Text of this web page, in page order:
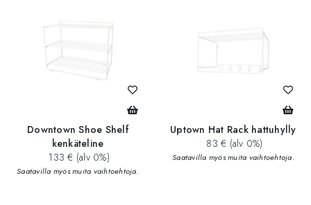
Downtown Shoe Shelf
kenkäteline
133 € (alv 0%)
Saatavilla myös muita vaihtoehtoja.
Uptown Hat Rack hattuhylly
83 € (alv 0%)
Saatavilla myös muita vaihtoehtoja.